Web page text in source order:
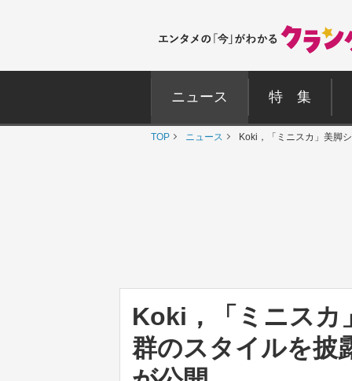
ニュース 特 集
TOP ニュース Koki，「ミニスカ」美脚
Koki，「ミニス
群のスタイルを